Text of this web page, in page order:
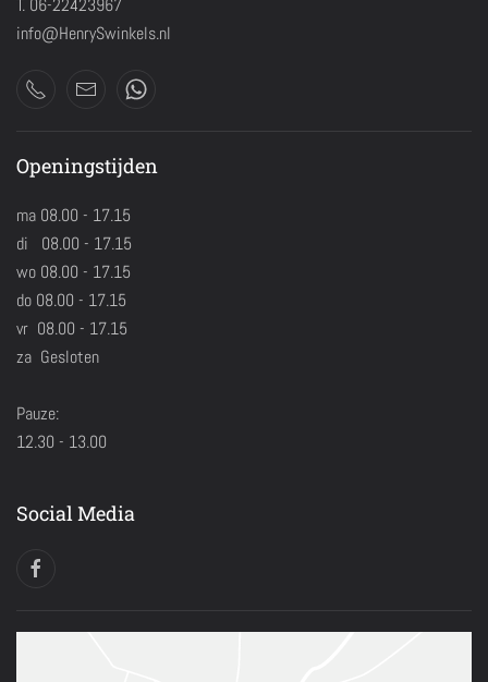
T. 06-22423967
info@HenrySwinkels.nl
Openingstijden
ma 08.00 - 17.15
di 08.00 - 17.15
wo 08.00 - 17.15
do 08.00 - 17.15
vr 08.00 - 17.15
za Gesloten
Pauze:
12.30 - 13.00
Social Media